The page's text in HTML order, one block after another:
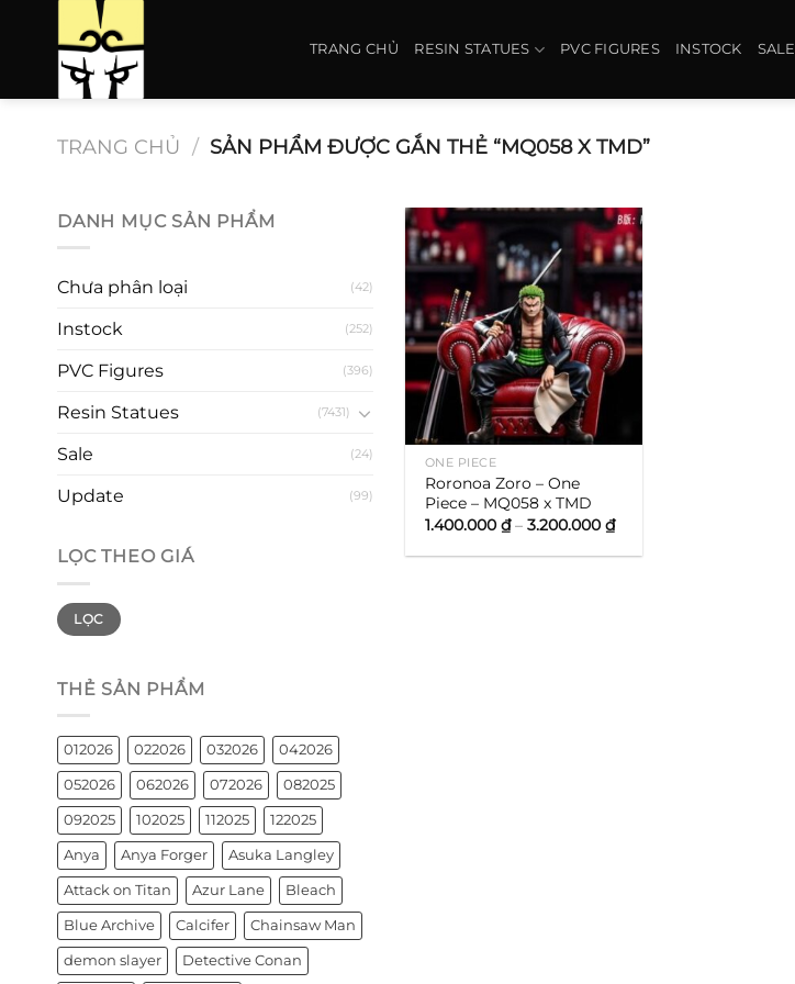
dung
TRANG CHỦ RESIN STATUES PVC FIGURES INSTOCK SALE
TRANG CHỦ / SẢN PHẨM ĐƯỢC GẮN THẺ “MQ058 X TMD”
DANH MỤC SẢN PHẨM
Chưa phân loại (42)
Instock (252)
PVC Figures (396)
Resin Statues (7431)
Sale (24)
Update (99)
LỌC THEO GIÁ
Giá
tối
thiểu
Giá
tối
đa
LỌC
THẺ SẢN PHẨM
012026 022026 032026 042026
052026 062026 072026 082025
092025 102025 112025 122025
Anya Anya Forger Asuka Langley
Attack on Titan Azur Lane Bleach
Blue Archive Calcifer Chainsaw Man
demon slayer Detective Conan
ONE PIECE
Roronoa Zoro – One
Piece – MQ058 x TMD
1.400.000₫ – 3.200.000₫Khoảng
từ